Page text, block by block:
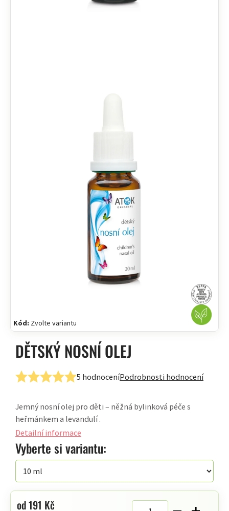
Kód: Zvolte variantu
DĚTSKÝ NOSNÍ OLEJ
Průměrné
produktu
je
5,0
z
5
hvězdiček.
5 hodnoceníPodrobnosti hodnocení
Vyberte si variantu:
Jemný nosní olej pro děti – něžná bylinková péče s
heřmánkem a levandulí .
Detailní informace
od191 Kč